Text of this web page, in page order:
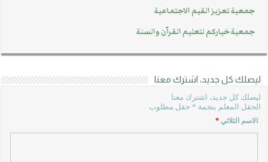
جمعية تعزيز القيم الاجتماعية
جمعية خياركم لتعليم القرآن والسنة
ليصلك كل جديد، اشترك معنا
ليصلك كل جديد، اشترك معنا
الحقل المعلم بنجمة * حقل مطلوب
الاسم الثلاثي*